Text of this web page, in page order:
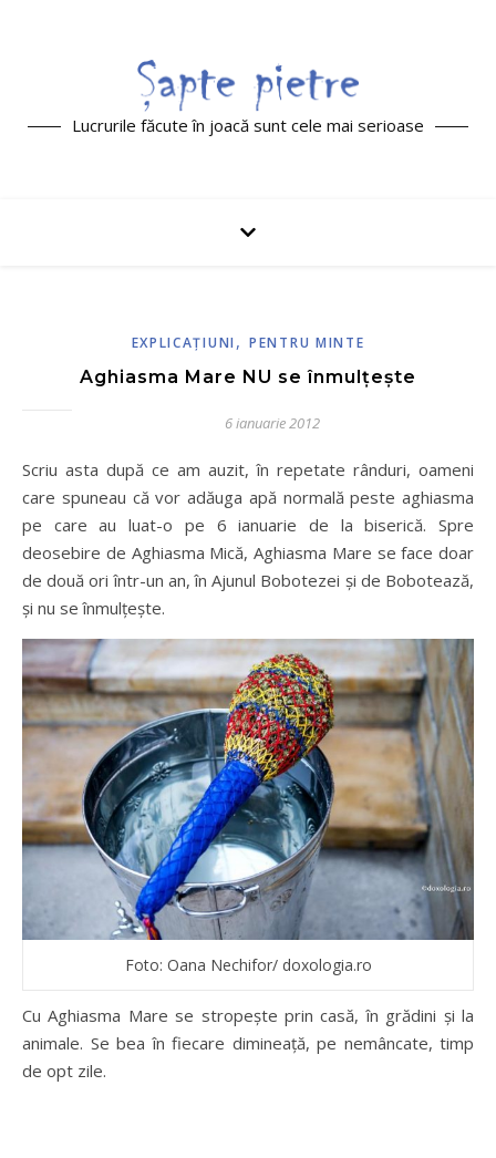
Lucrurile făcute în joacă sunt cele mai serioase
EXPLICAŢIUNI , PENTRU MINTE
Aghiasma Mare NU se înmulţeşte
6 ianuarie 2012
Scriu asta după ce am auzit, în repetate rânduri, oameni
care spuneau că vor adăuga apă normală peste aghiasma
pe care au luat-o pe 6 ianuarie de la biserică. Spre
deosebire de Aghiasma Mică, Aghiasma Mare se face doar
de două ori într-un an, în Ajunul Bobotezei şi de Bobotează,
şi nu se înmulţeşte.
Foto: Oana Nechifor/ doxologia.ro
Cu Aghiasma Mare se stropeşte prin casă, în grădini şi la
animale. Se bea în fiecare dimineaţă, pe nemâncate, timp
de opt zile.